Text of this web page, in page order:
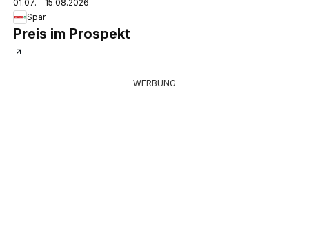
01.07. - 15.08.2026
Spar
Preis im Prospekt
WERBUNG